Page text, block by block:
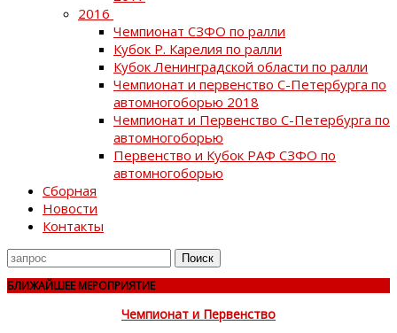
2016
Чемпионат СЗФО по ралли
Кубок Р. Карелия по ралли
Кубок Ленинградской области по ралли
Чемпионат и первенство С-Петербурга по
автомногоборью 2018
Чемпионат и Первенство С-Петербурга по
автомногоборью
Первенство и Кубок РАФ СЗФО по
автомногоборью
Сборная
Новости
Контакты
Поиск
для
БЛИЖАЙШЕЕ МЕРОПРИЯТИЕ
Чемпионат и Первенство